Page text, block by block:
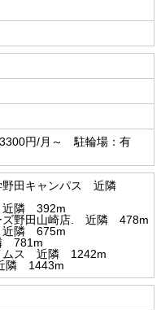
円/月～ 駐輪場：有
野田キャンパス 近隣
近隣 392m
ズ野田山崎店. 近隣 478m
近隣 675m
781m
ムス 近隣 1242m
隣 1443m